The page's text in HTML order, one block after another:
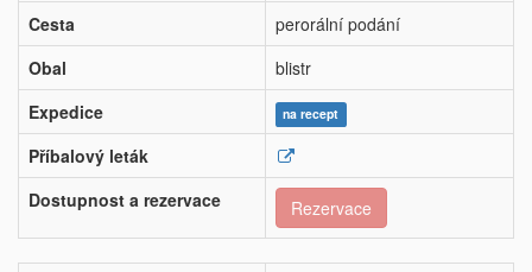
Cesta
perorální podání
Obal
blistr
Expedice
na recept
Příbalový leták
Dostupnost a rezervace
Rezervace